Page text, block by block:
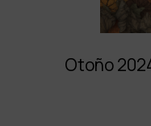
Otoño